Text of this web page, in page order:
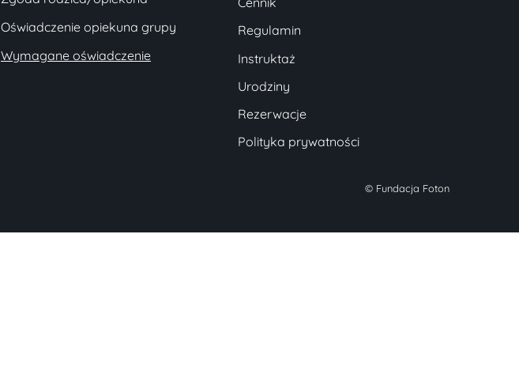
Oświadczenie opiekuna grupy
Wymagane oświadczenie
Regulamin
Instruktaż
Urodziny
Rezerwacje
Polityka prywatności
© Fundacja Foton